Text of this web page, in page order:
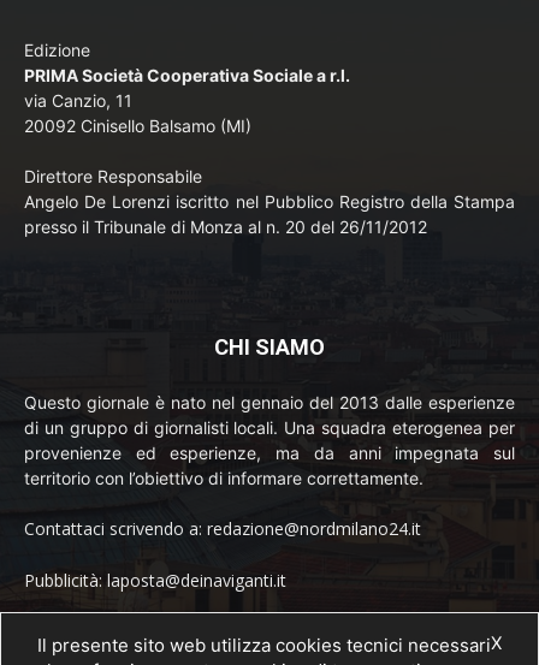
Edizione
PRIMA Società Cooperativa Sociale a r.l.
via Canzio, 11
20092 Cinisello Balsamo (MI)
Direttore Responsabile
Angelo De Lorenzi iscritto nel Pubblico Registro della Stampa
presso il Tribunale di Monza al n. 20 del 26/11/2012
CHI SIAMO
Questo giornale è nato nel gennaio del 2013 dalle esperienze
di un gruppo di giornalisti locali. Una squadra eterogenea per
provenienze ed esperienze, ma da anni impegnata sul
territorio con l’obiettivo di informare correttamente.
Contattaci scrivendo a: redazione@nordmilano24.it
Pubblicità: laposta@deinaviganti.it
Tel. 389 1492573 X
Il presente sito web utilizza cookies tecnici necessari